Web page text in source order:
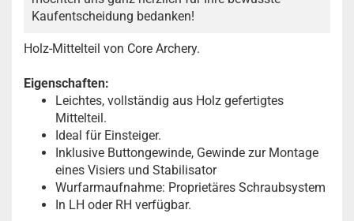
Kaufentscheidung bedanken!
Holz-Mittelteil von Core Archery.
Eigenschaften:
Leichtes, vollständig aus Holz gefertigtes
Mittelteil.
Ideal für Einsteiger.
Inklusive Buttongewinde, Gewinde zur Montage
eines Visiers und Stabilisator
Wurfarmaufnahme: Proprietäres Schraubsystem
In LH oder RH verfügbar.